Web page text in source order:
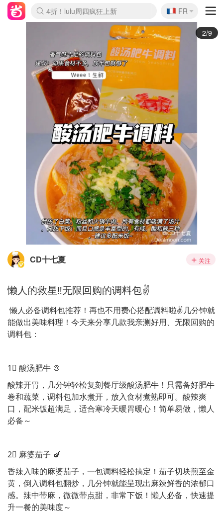
4折！lulu周四疯狂上新
还没结束！&OtherStories大促
Joybuy变相75折 随时失效
速领！Stanley独家85折
疑似霸哥！Camper额外叠85折
Zalando 奥莱闪促！每日更新
Moncler反季囤！5折起+叠9折
Coach Brooklyn仅€192
🇫🇷
FR
3/9
CD十七夏 关注
懒人的救星‼️无限回购的调料包✌️
懒人必备调料包推荐！再也不用费心搭配调料啦✌️几分钟就
能做出美味料理！今天来分享几款我亲测好用、无限回购的
调料包：
1⃣️ 酸汤肥牛 🍲
酸辣开胃，几分钟轻松复刻餐厅级酸汤肥牛！只需备好肥牛
卷和蔬菜，调料包加水煮开，放入食材煮熟即可。酸辣爽
口，配米饭超满足，适合寒冷天暖胃暖心！简单易做，懒人
必备～
2⃣️ 麻婆茄子 🍆
香辣入味的麻婆茄子，一包调料轻松搞定！茄子切块煎至金
黄，倒入调料包翻炒，几分钟就能呈现出麻辣鲜香的浓郁口
感。辣中带麻，微微带点甜，非常下饭！懒人必备，快速提
升一餐的美味度～